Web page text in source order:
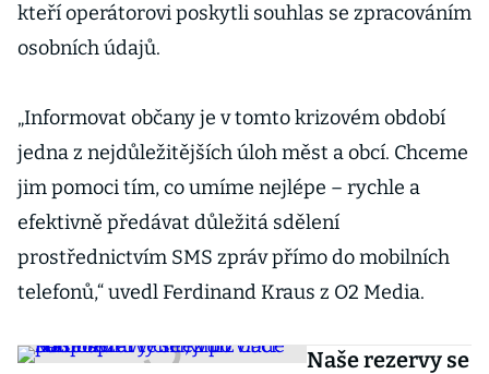
kteří operátorovi poskytli souhlas se zpracováním
osobních údajů.
„Informovat občany je v tomto krizovém období
jedna z nejdůležitějších úloh měst a obcí. Chceme
jim pomoci tím, co umíme nejlépe – rychle a
efektivně předávat důležitá sdělení
prostřednictvím SMS zpráv přímo do mobilních
telefonů,“ uvedl Ferdinand Kraus z O2 Media.
Naše rezervy se